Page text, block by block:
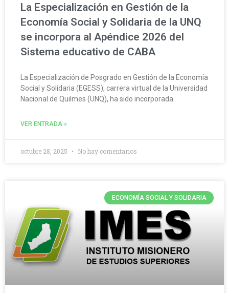
La Especialización en Gestión de la
Economía Social y Solidaria de la UNQ
se incorpora al Apéndice 2026 del
Sistema educativo de CABA
La Especialización de Posgrado en Gestión de la Economía
Social y Solidaria (EGESS), carrera virtual de la Universidad
Nacional de Quilmes (UNQ), ha sido incorporada
VER ENTRADA »
octubre 28, 2025 No hay comentarios
ECONOMÍA SOCIAL Y SOLIDARIA